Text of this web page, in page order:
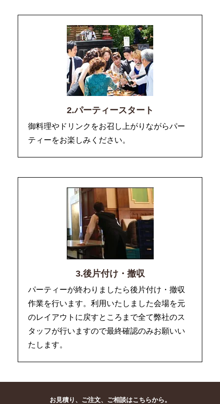
2.パーティースタート
御料理やドリンクをお召し上がりながらパー
ティーをお楽しみください。
3.後片付け・撤収
パーティーが終わりましたら後片付け・撤収
作業を行います。利用いたしました会場を元
のレイアウトに戻すところまで全て弊社のス
タッフが行いますので最終確認のみお願いい
たします。
お見積り、ご注文、ご相談はこちらから。